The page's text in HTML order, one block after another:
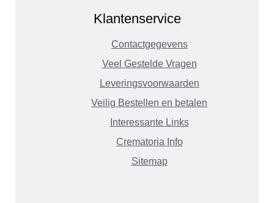
Klantenservice
Contactgegevens
Veel Gestelde Vragen
Leveringsvoorwaarden
Veilig Bestellen en betalen
Interessante Links
Crematoria Info
Sitemap